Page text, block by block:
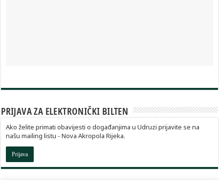
PRIJAVA ZA ELEKTRONIČKI BILTEN
Ako želite primati obavijesti o događanjima u Udruzi prijavite se na
našu mailing listu - Nova Akropola Rijeka.
Prijava